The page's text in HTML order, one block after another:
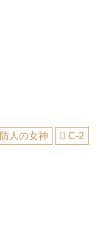
防人の女神
C-2